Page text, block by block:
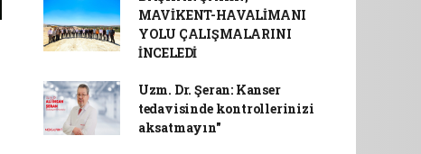
MAVİKENT-HAVALİMANI
YOLU ÇALIŞMALARINI
İNCELEDİ
Uzm. Dr. Şeran: Kanser
tedavisinde kontrollerinizi
aksatmayın"